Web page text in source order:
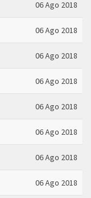
06 Ago 2018
06 Ago 2018
06 Ago 2018
06 Ago 2018
06 Ago 2018
06 Ago 2018
06 Ago 2018
06 Ago 2018